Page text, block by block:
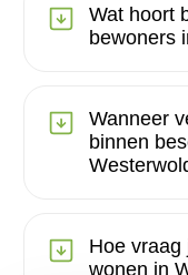
Wat hoort
bewoners
Wanneer
binnen
Hoe vraag
wonen in